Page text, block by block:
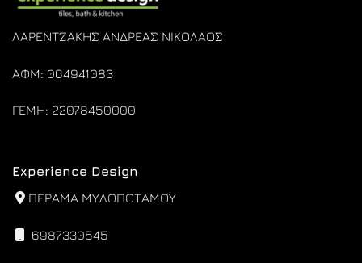
ΛΑΡΕΝΤΖΑΚΗΣ ΑΝΔΡΕΑΣ ΝΙΚΟΛΑΟΣ
ΑΦΜ: 064941083
ΓΕΜΗ: 22078450000
Experience Design
ΠΕΡΑΜΑ ΜΥΛΟΠΟΤΑΜΟΥ
6987330545